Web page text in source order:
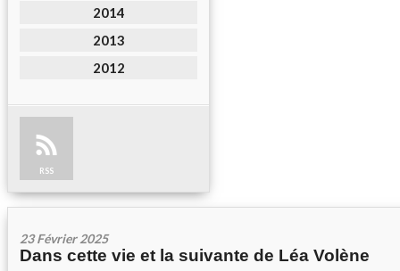
2014
2013
2012
RSS
23 Février 2025
Dans cette vie et la suivante de Léa Volène